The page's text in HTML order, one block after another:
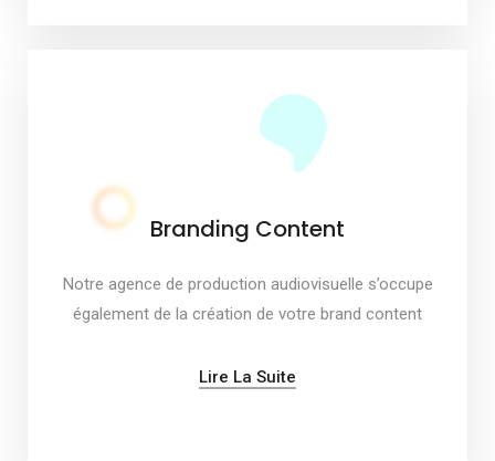
Branding Content
Notre agence de production audiovisuelle s’occupe
également de la création de votre brand content
Lire La Suite